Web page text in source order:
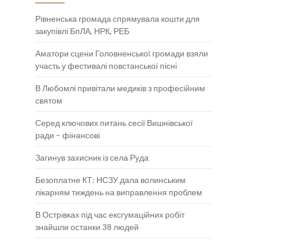
Рівненська громада спрямувала кошти для
закупівлі БпЛА, НРК, РЕБ
Аматори сцени Головненської громади взяли
участь у фестивалі повстанської пісні
В Любомлі привітали медиків з професійним
святом
Серед ключових питань сесії Вишнівської
ради – фінансові
Загинув захисник із села Руда
Безоплатне КТ: НСЗУ дала волинським
лікарням тиждень на виправлення проблем
В Острівках під час ексгумаційних робіт
знайшли останки 38 людей